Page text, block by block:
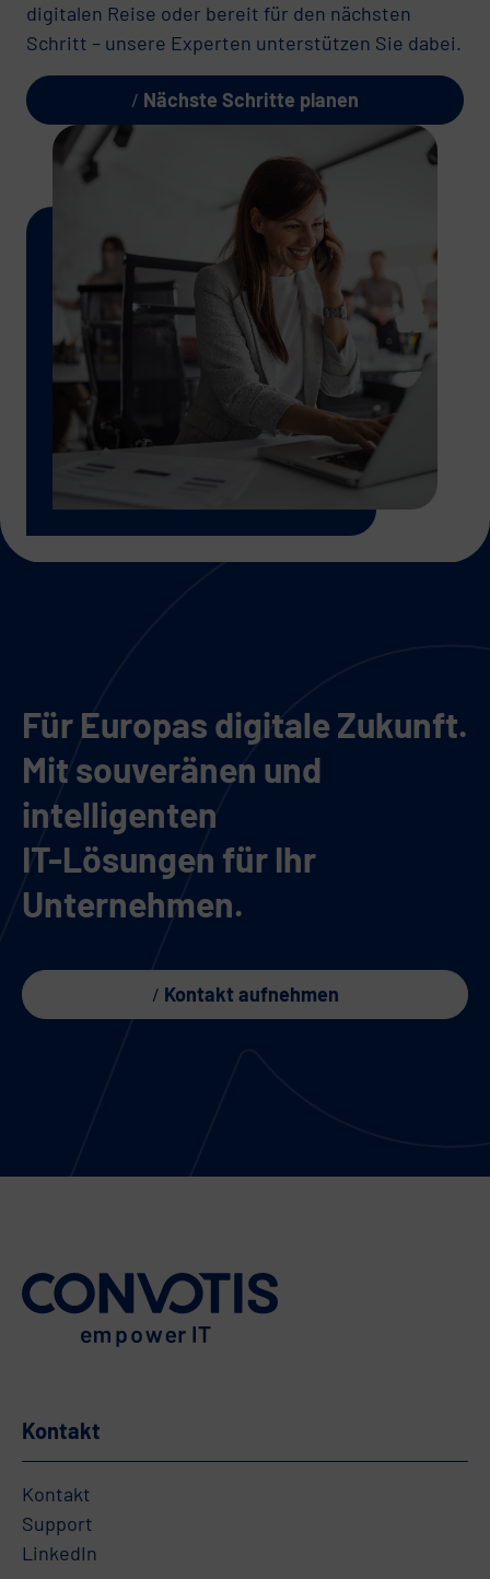
digitalen Reise oder bereit für den nächsten
Schritt – unsere Experten unterstützen Sie dabei.
Nächste Schritte planen
Für Europas digitale Zukunft.
Mit souveränen und
intelligenten
IT-Lösungen für Ihr
Unternehmen.
Kontakt aufnehmen
Kontakt
Kontakt
Support
LinkedIn